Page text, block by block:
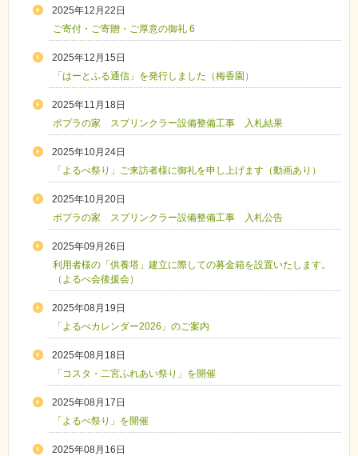
2025年12月22日
ご寄付・ご寄贈・ご厚意の御礼 6
2025年12月15日
「はーとふる通信」を発行しました（梅香園）
2025年11月18日
ポプラの家 スプリンクラー設備整備工事 入札結果
2025年10月24日
「よるべ祭り」ご来訪者様に御礼を申し上げます（動画あり）
2025年10月20日
ポプラの家 スプリンクラー設備整備工事 入札公告
2025年09月26日
利用者様の「供養塔」建立に際しての募金箱を設置いたします。
（よるべ会後援会）
2025年08月19日
「よるべカレンダー2026」のご案内
2025年08月18日
「コスタ・二宮ふれあい祭り」を開催
2025年08月17日
「よるべ祭り」を開催
2025年08月16日